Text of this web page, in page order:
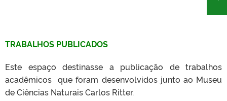
TRABALHOS PUBLICADOS
Este espaço destinasse a publicação de trabalhos
acadêmicos que foram desenvolvidos junto ao Museu
de Ciências Naturais Carlos Ritter.